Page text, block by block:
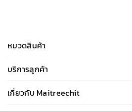
หมวดสินค้า
บริการลูกค้า
เกี่ยวกับ Maitreechit